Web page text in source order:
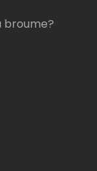
broume?